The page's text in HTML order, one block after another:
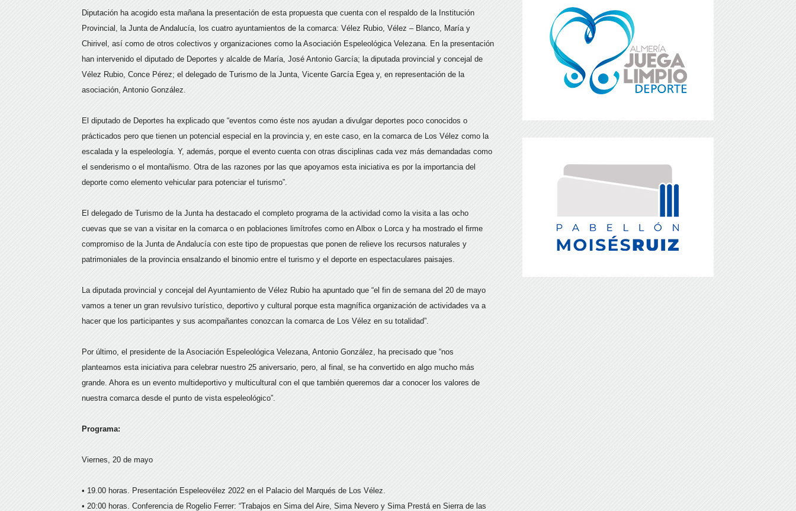
Diputación ha acogido esta mañana la presentación de esta propuesta que cuenta con el respaldo de la Institución
Provincial, la Junta de Andalucía, los cuatro ayuntamientos de la comarca: Vélez Rubio, Vélez – Blanco, María y
Chirivel, así como de otros colectivos y organizaciones como la Asociación Espeleológica Velezana. En la presentación
han intervenido el diputado de Deportes y alcalde de María, José Antonio García; la diputada provincial y concejal de
Vélez Rubio, Conce Pérez; el delegado de Turismo de la Junta, Vicente García Egea y, en representación de la
asociación, Antonio González.
El diputado de Deportes ha explicado que “eventos como éste nos ayudan a divulgar deportes poco conocidos o
prácticados pero que tienen un potencial especial en la provincia y, en este caso, en la comarca de Los Vélez como la
escalada y la espeleología. Y, además, porque el evento cuenta con otras disciplinas cada vez más demandadas como
el senderismo o el montañismo. Otra de las razones por las que apoyamos esta iniciativa es por la importancia del
deporte como elemento vehicular para potenciar el turismo”.
El delegado de Turismo de la Junta ha destacado el completo programa de la actividad como la visita a las ocho
cuevas que se van a visitar en la comarca o en poblaciones limítrofes como en Albox o Lorca y ha mostrado el firme
compromiso de la Junta de Andalucía con este tipo de propuestas que ponen de relieve los recursos naturales y
patrimoniales de la provincia ensalzando el binomio entre el turismo y el deporte en espectaculares paisajes.
La diputada provincial y concejal del Ayuntamiento de Vélez Rubio ha apuntado que “el fin de semana del 20 de mayo
vamos a tener un gran revulsivo turístico, deportivo y cultural porque esta magnífica organización de actividades va a
hacer que los participantes y sus acompañantes conozcan la comarca de Los Vélez en su totalidad”.
Por último, el presidente de la Asociación Espeleológica Velezana, Antonio González, ha precisado que “nos
planteamos esta iniciativa para celebrar nuestro 25 aniversario, pero, al final, se ha convertido en algo mucho más
grande. Ahora es un evento multideportivo y multicultural con el que también queremos dar a conocer los valores de
nuestra comarca desde el punto de vista espeleológico”.
Programa:
Viernes, 20 de mayo
• 19.00 horas. Presentación Espeleovélez 2022 en el Palacio del Marqués de Los Vélez.
• 20:00 horas. Conferencia de Rogelio Ferrer: “Trabajos en Sima del Aire, Sima Nevero y Sima Prestá en Sierra de las